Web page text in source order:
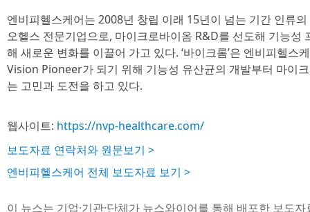
엔비피헬스케어는 2008년 창립 이래 15년이 넘는 기간 인류
오헬스 전문기업으로, 마이크로바이옴 R&D를 선도해 기능성
해 새로운 변화를 이끌어 가고 있다. ‘바이크롬’은 엔비피헬스
Vision Pioneer가 되기 위해 기능성 유산균의 개발부터 마이
는 고민과 도전을 하고 있다.
웹사이트: https://nvp-healthcare.com/
보도자료 연락처와 원문보기 >
엔비피헬스케어 전체 보도자료 보기 >
이 뉴스는 기업·기관·단체가 뉴스와이어를 통해 배포한 보도